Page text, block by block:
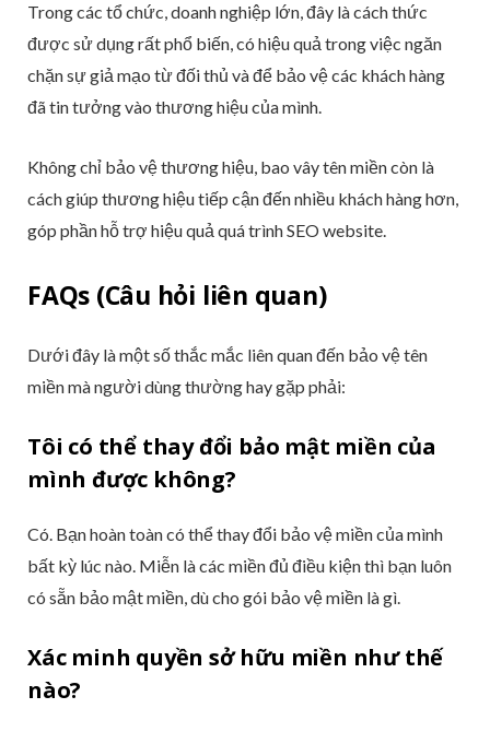
Trong các tổ chức, doanh nghiệp lớn, đây là cách thức
được sử dụng rất phổ biến, có hiệu quả trong việc ngăn
chặn sự giả mạo từ đối thủ và để bảo vệ các khách hàng
đã tin tưởng vào thương hiệu của mình.
Không chỉ bảo vệ thương hiệu, bao vây tên miền còn là
cách giúp thương hiệu tiếp cận đến nhiều khách hàng hơn,
góp phần hỗ trợ hiệu quả quá trình SEO website.
FAQs (Câu hỏi liên quan)
Dưới đây là một số thắc mắc liên quan đến bảo vệ tên
miền mà người dùng thường hay gặp phải:
Tôi có thể thay đổi bảo mật miền của
mình được không?
Có. Bạn hoàn toàn có thể thay đổi bảo vệ miền của mình
bất kỳ lúc nào. Miễn là các miền đủ điều kiện thì bạn luôn
có sẵn bảo mật miền, dù cho gói bảo vệ miền là gì.
Xác minh quyền sở hữu miền như thế
nào?